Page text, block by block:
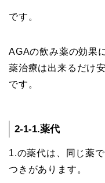
です。
AGAの飲み薬の効果
薬治療は出来るだけ
です。
2-1-1.薬代
1.の薬代は、同じ薬
つきがあります。